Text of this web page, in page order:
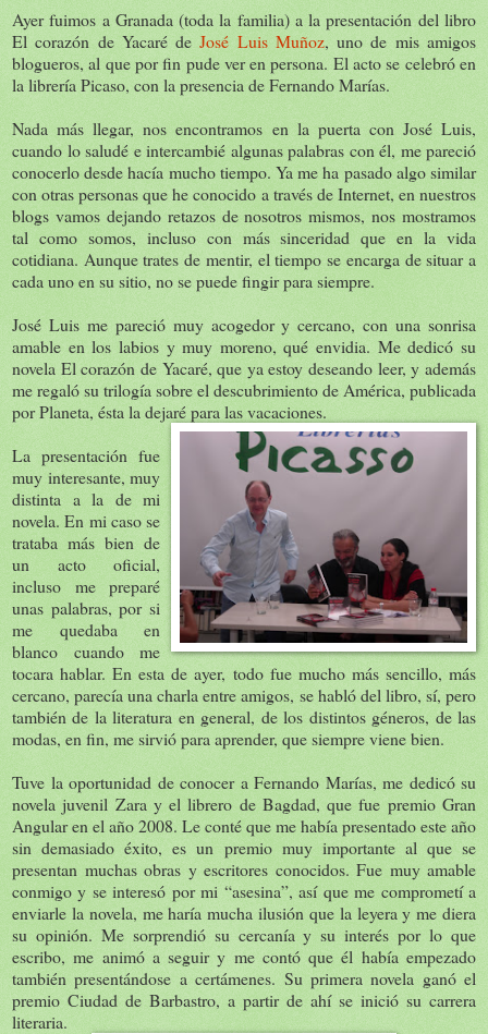
Ayer fuimos a Granada (toda la familia) a la presentación del libro
El corazón de Yacaré deJosé Luis Muñoz, uno de mis amigos
blogueros, al que por fin pude ver en persona. El acto se celebró en
la librería Picaso, con la presencia de Fernando Marías.
Nada más llegar, nos encontramos en la puerta con José Luis,
cuando lo saludé e intercambié algunas palabras con él, me pareció
conocerlo desde hacía mucho tiempo. Ya me ha pasado algo similar
con otras personas que he conocido a través de Internet, en nuestros
blogs vamos dejando retazos de nosotros mismos, nos mostramos
tal como somos, incluso con más sinceridad que en la vida
cotidiana. Aunque trates de mentir, el tiempo se encarga de situar a
cada uno en su sitio, no se puede fingir para siempre.
José Luis me pareció muy acogedor y cercano, con una sonrisa
amable en los labios y muy moreno, qué envidia. Me dedicó su
novela El corazón de Yacaré, que ya estoy deseando leer, y además
me regaló su trilogía sobre el descubrimiento de América, publicada
por Planeta, ésta la dejaré para las vacaciones.
La presentación fue
muy interesante, muy
distinta a la de mi
novela. En mi caso se
trataba más bien de
un acto oficial,
incluso me preparé
unas palabras, por si
me quedaba en
blanco cuando me
tocara hablar. En esta de ayer, todo fue mucho más sencillo, más
cercano, parecía una charla entre amigos, se habló del libro, sí, pero
también de la literatura en general, de los distintos géneros, de las
modas, en fin, me sirvió para aprender, que siempre viene bien.
Tuve la oportunidad de conocer a Fernando Marías, me dedicó su
novela juvenil Zara y el librero de Bagdad, que fue premio Gran
Angular en el año 2008. Le conté que me había presentado este año
sin demasiado éxito, es un premio muy importante al que se
presentan muchas obras y escritores conocidos. Fue muy amable
conmigo y se interesó por mi “asesina”, así que me comprometí a
enviarle la novela, me haría mucha ilusión que la leyera y me diera
su opinión. Me sorprendió su cercanía y su interés por lo que
escribo, me animó a seguir y me contó que él había empezado
también presentándose a certámenes. Su primera novela ganó el
premio Ciudad de Barbastro, a partir de ahí se inició su carrera
literaria.